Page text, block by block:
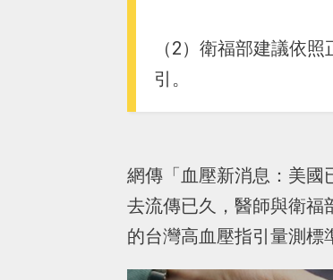
（2）衛福部建議依
引。
網傳「血壓新消息：美國
去流傳已久，醫師與衛福
的台灣高血壓指引量測標